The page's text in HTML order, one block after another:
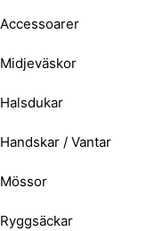
Accessoarer
Midjeväskor
Halsdukar
Handskar / Vantar
Mössor
Ryggsäckar